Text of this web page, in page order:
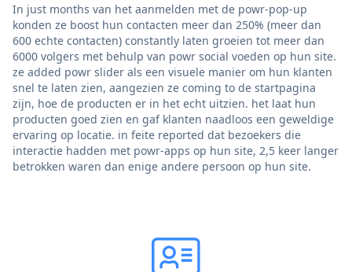
In just months van het aanmelden met de powr-pop-up
konden ze boost hun contacten meer dan 250% (meer dan
600 echte contacten) constantly laten groeien tot meer dan
6000 volgers met behulp van powr social voeden op hun site.
ze added powr slider als een visuele manier om hun klanten
snel te laten zien, aangezien ze coming to de startpagina
zijn, hoe de producten er in het echt uitzien. het laat hun
producten goed zien en gaf klanten naadloos een geweldige
ervaring op locatie. in feite reported dat bezoekers die
interactie hadden met powr-apps op hun site, 2,5 keer langer
betrokken waren dan enige andere persoon op hun site.